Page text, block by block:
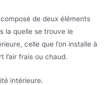
de deux éléments
la quelle se trouve le
celle que l’on installe à
l’air frais ou chaud.
intérieure.